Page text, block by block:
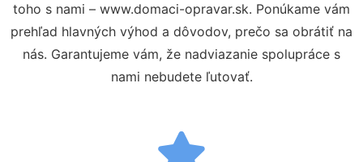
toho s nami – www.domaci-opravar.sk. Ponúkame vám
prehľad hlavných výhod a dôvodov, prečo sa obrátiť na
nás. Garantujeme vám, že nadviazanie spolupráce s
nami nebudete ľutovať.